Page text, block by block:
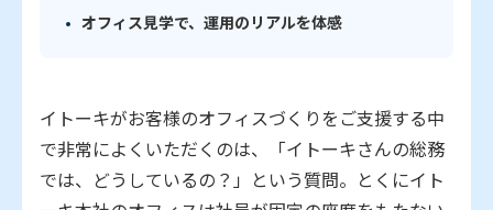
オフィス見学で、運用のリアルを体感
イトーキがお客様のオフィスづくりをご支援する中
で非常によくいただくのは、「イトーキさんの総務
では、どうしているの？」という質問。とくにイト